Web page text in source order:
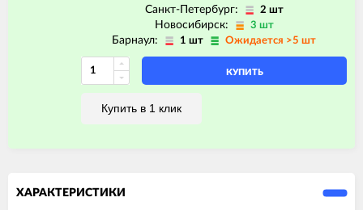
Санкт-Петербург: 2 шт
Новосибирск: 3 шт
Барнаул: 1 шт Ожидается >5 шт
КУПИТЬ
Купить в 1 клик
ХАРАКТЕРИСТИКИ